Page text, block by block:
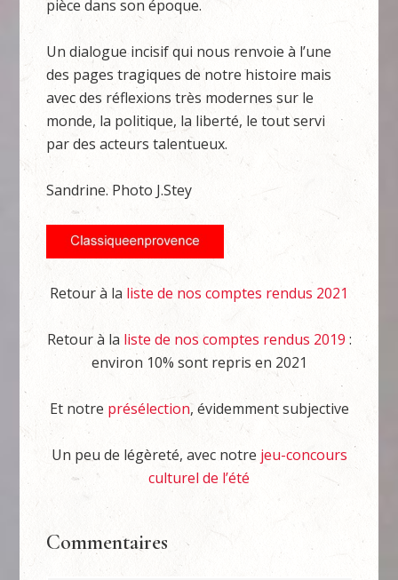
pièce dans son époque.
Un dialogue incisif qui nous renvoie à l’une
des pages tragiques de notre histoire mais
avec des réflexions très modernes sur le
monde, la politique, la liberté, le tout servi
par des acteurs talentueux.
Sandrine. Photo J.Stey
Retour à la liste de nos comptes rendus 2021
Retour à la liste de nos comptes rendus 2019 :
environ 10% sont repris en 2021
Et notre présélection, évidemment subjective
Un peu de légèreté, avec notre jeu-concours
culturel de l’été
Commentaires